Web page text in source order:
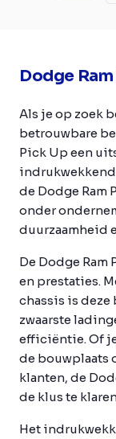
Dodge
Als je op zoek
betrouwbare
Pick Up een
de Dodge Ram
onder
duurzaamheid
De Dodge
en prestaties.
chassis is deze
zwaarste
efficiëntie. Of
de bouwplaats
klanten, de
de klus te
Het